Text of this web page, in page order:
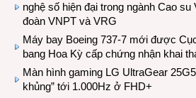
nghệ số hiện đại trong ngành Cao
đoàn VNPT và VRG
Máy bay Boeing 737-7 mới được
bang Hoa Kỳ cấp chứng nhận khai
Màn hình gaming LG UltraGear
khủng” tới 1.000Hz ở FHD+